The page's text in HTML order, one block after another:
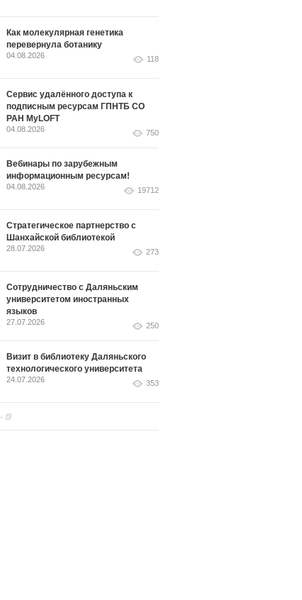
Как молекулярная генетика
перевернула ботанику
04.08.2026 118
Сервис удалённого доступа к
подписным ресурсам ГПНТБ СО
РАН MyLOFT
04.08.2026 750
Вебинары по зарубежным
информационным ресурсам!
04.08.2026 19712
Стратегическое партнерство с
Шанхайской библиотекой
28.07.2026 273
Сотрудничество с Даляньским
университетом иностранных
языков
27.07.2026 250
Визит в библиотеку Даляньского
технологического университета
24.07.2026 353